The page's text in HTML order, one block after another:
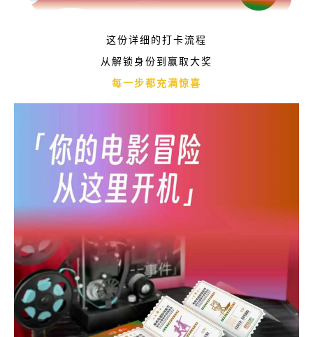
这份详细的打卡流程
从解锁身份到赢取大奖
每一步都充满惊喜